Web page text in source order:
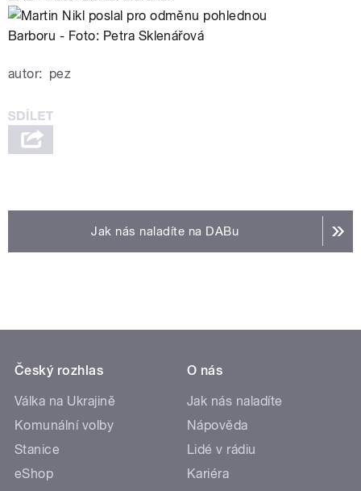
autor: pez
Jak nás naladíte na DABu
Český rozhlas
Válka na Ukrajině
Komunální volby
Stanice
eShop
O nás
Jak nás naladíte
Nápověda
Lidé v rádiu
Kariéra